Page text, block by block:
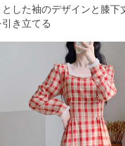
とした袖のデザインと膝下
き立てる